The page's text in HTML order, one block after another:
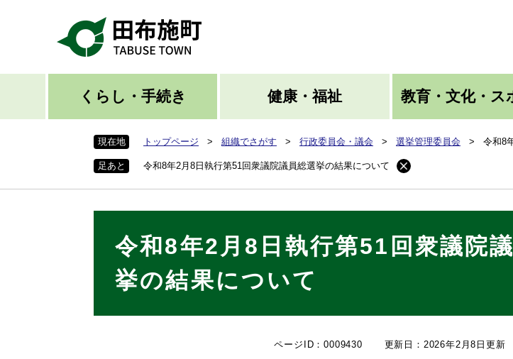
先
くらし・手続き 健康・福祉 教育・文化・ス
現在地 トップページ > 組織でさがす > 行政委員会・議会 > 選挙管理委員会 > 令和8
足あと 令和8年2月8日執行第51回衆議院議員総選挙の結果について
令和8年2月8日執行第51回衆議院
挙の結果について
ページID：0009430 更新日：2026年2月8日更新